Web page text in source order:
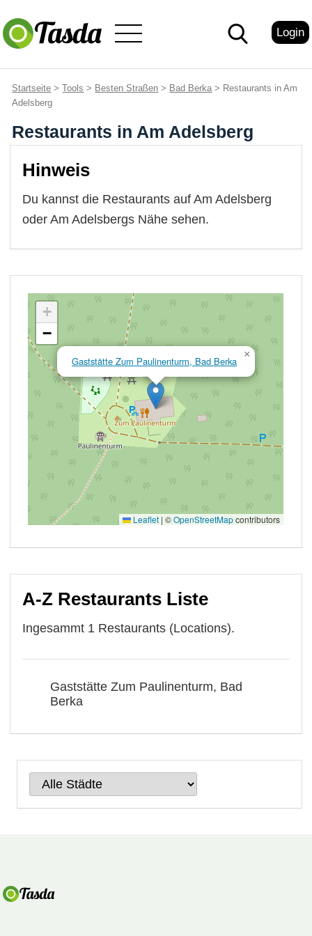
Login
Startseite >Tools > Besten Straßen > Bad Berka > Restaurants in Am
Adelsberg
Restaurants in Am Adelsberg
Hinweis
Du kannst die Restaurants auf Am Adelsberg
oder Am Adelsbergs Nähe sehen.
A-Z Restaurants Liste
Ingesammt 1 Restaurants (Locations).
Gaststätte Zum Paulinenturm, Bad
Berka